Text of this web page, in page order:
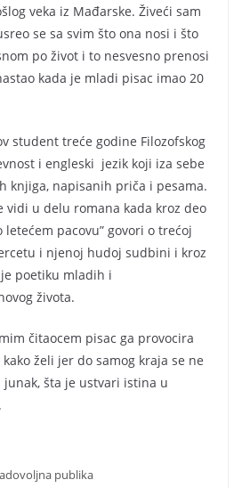
veka iz Mađarske. Živeći sam
se sa svim što ona nosi i što
po život i to nesvesno prenosi
kada je mladi pisac imao 20
student treće godine Filozofskog
i engleski jezik koji iza sebe
knjiga, napisanih priča i pesama.
vidi u delu romana kada kroz deo
letećem pacovu” govori o trećoj
i njenoj hudoj sudbini i kroz
poetiku mladih i
života.
čitaocem pisac ga provocira
želi jer do samog kraja se ne
šta je ustvari istina u
publika